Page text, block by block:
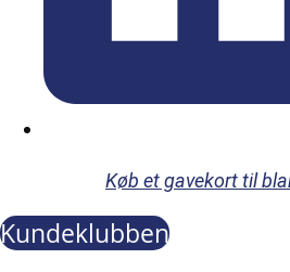
Køb et gavekort til
Kundeklubben